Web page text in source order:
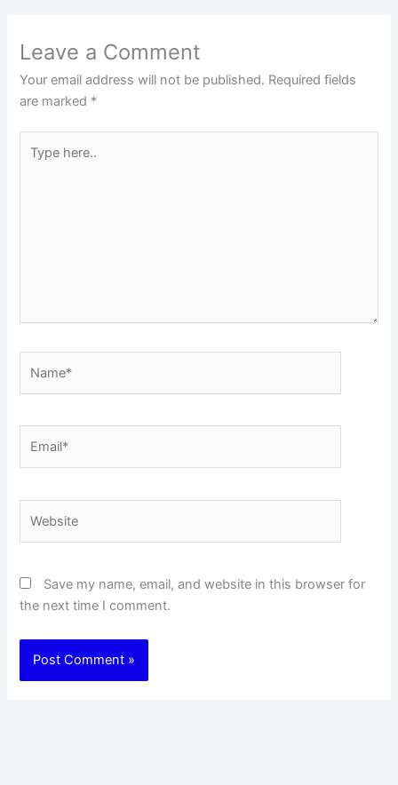
Leave a Comment
Your email address will not be published. Required fields
are marked *
here..
Save my name, email, and website in this browser for
the next time I comment.